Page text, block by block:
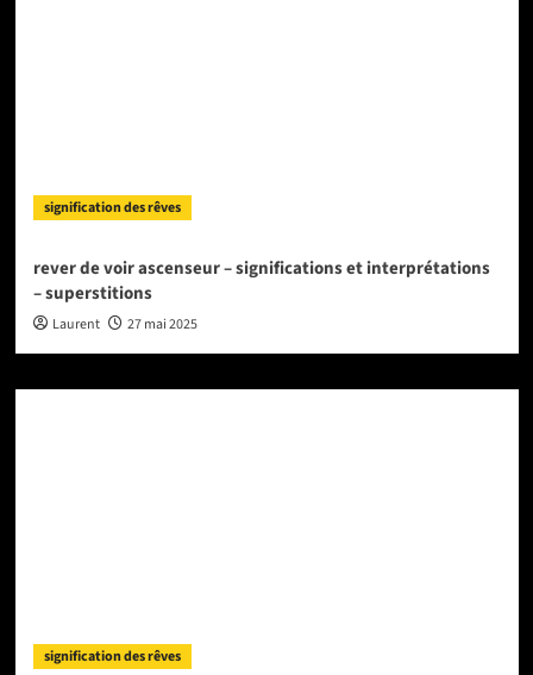
signification des rêves
rever de voir ascenseur – significations et interprétations
– superstitions
Laurent 27 mai 2025
signification des rêves